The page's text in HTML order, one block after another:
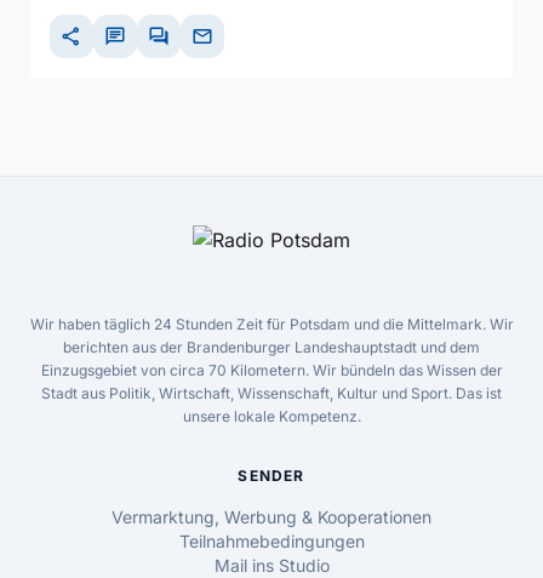
share chat forum mail
Wir haben täglich 24 Stunden Zeit für Potsdam und die Mittelmark. Wir
berichten aus der Brandenburger Landeshauptstadt und dem
Einzugsgebiet von circa 70 Kilometern. Wir bündeln das Wissen der
Stadt aus Politik, Wirtschaft, Wissenschaft, Kultur und Sport. Das ist
unsere lokale Kompetenz.
SENDER
Vermarktung, Werbung & Kooperationen
Teilnahmebedingungen
Mail ins Studio